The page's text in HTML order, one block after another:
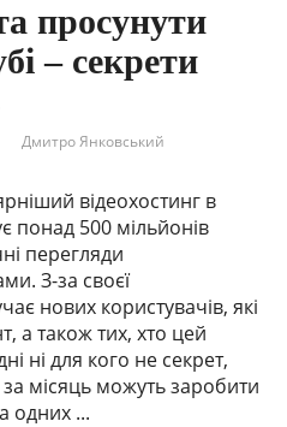
просунути
– секрети
Дмитро Янковський
відеохостинг в
понад 500 мільйонів
перегляди
З-за своєї
нових користувачів, які
а також тих, хто цей
ні для кого не секрет,
місяць можуть заробити
одних ...